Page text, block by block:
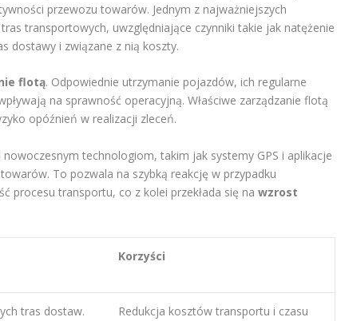
przewozu towarów. Jednym z najważniejszych
transportowych, uwzględniające czynniki takie jak natężenie
dostawy i związane z nią koszty.
flotą. Odpowiednie utrzymanie pojazdów, ich regularne
na sprawność operacyjną. Właściwe zarządzanie flotą
opóźnień w realizacji zleceń.
nowoczesnym technologiom, takim jak systemy GPS i aplikacje
To pozwala na szybką reakcję w przypadku
procesu transportu, co z kolei przekłada się nawzrost
Korzyści
tras dostaw.
Redukcja kosztów transportu i czasu